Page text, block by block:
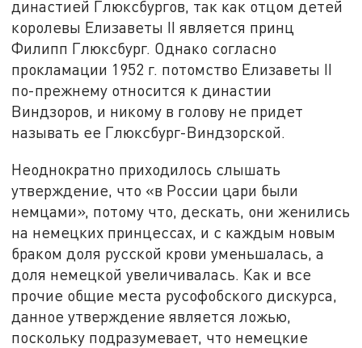
династией Глюксбургов, так как отцом детей
королевы Елизаветы II является принц
Филипп Глюксбург. Однако согласно
прокламации 1952 г. потомство Елизаветы II
по-прежнему относится к династии
Виндзоров, и никому в голову не придет
называть ее Глюксбург-Виндзорской.
Неоднократно приходилось слышать
утверждение, что «в России цари были
немцами», потому что, дескать, они женились
на немецких принцессах, и с каждым новым
браком доля русской крови уменьшалась, а
доля немецкой увеличивалась. Как и все
прочие общие места русофобского дискурса,
данное утверждение является ложью,
поскольку подразумевает, что немецкие